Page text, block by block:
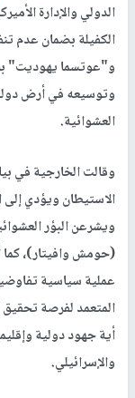
الدولي والإدارة
الكفيلة بضمان عدم
و"عوتسما يهوديت"
وتوسيعه في أرض
العشوائية.
وقالت الخارجية في
الاستيطان ويؤدي إلى
ويشرعن البؤر
(حومش وافيتار)، كما
عملية سياسية
المتعمد لفرصة
أية جهود دولية
والإسرائيلي.